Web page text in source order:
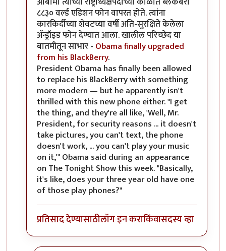
८८३० वर्ल्ड एडिशन फोन वापरत होते. त्यांना
कारकिर्दीच्या शेवटच्या वर्षी अति-सुरक्षिते केलेला
अ‍ॅन्ड्रॉइड फोन देण्यात आला. खालील परिच्छेद या
बातमीतून साभार - Obama finally upgraded
from his BlackBerry.
President Obama has finally been allowed
to replace his BlackBerry with something
more modern — but he apparently isn't
thrilled with this new phone either. "I get
the thing, and they're all like, 'Well, Mr.
President, for security reasons ... it doesn't
take pictures, you can't text, the phone
doesn't work, ... you can't play your music
on it,'" Obama said during an appearance
on The Tonight Show this week. "Basically,
it's like, does your three year old have one
of those play phones?"
प्रतिसाद देण्यासाठीलॉग इन कराकिंवासदस्य व्हा